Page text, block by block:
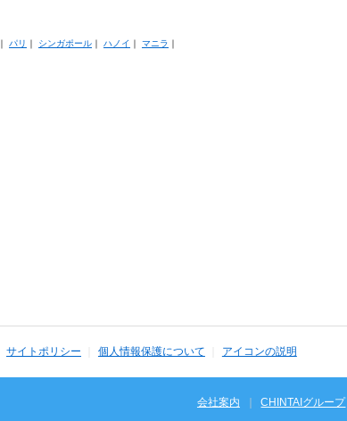
｜ パリ ｜ シンガポール｜ ハノイ ｜ マニラ ｜
サイトポリシー 個人情報保護について アイコンの説明
会社案内 CHINTAIグループ